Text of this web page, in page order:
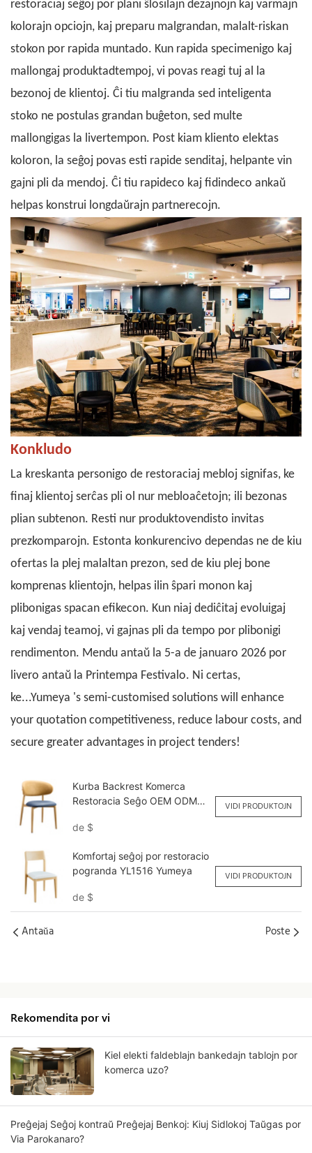
restoraciaj seĝoj por plani ŝlosilajn dezajnojn kaj varmajn
kolorajn opciojn, kaj preparu malgrandan, malalt-riskan
stokon por rapida muntado. Kun rapida specimenigo kaj
mallongaj produktadtempoj, vi povas reagi tuj al la
bezonoj de klientoj. Ĉi tiu malgranda sed inteligenta
stoko ne postulas grandan buĝeton, sed multe
mallongigas la livertempon. Post kiam kliento elektas
koloron, la seĝoj povas esti rapide senditaj, helpante vin
gajni pli da mendoj. Ĉi tiu rapideco kaj fidindeco ankaŭ
helpas konstrui longdaŭrajn partnerecojn.
Konkludo
La kreskanta personigo de restoraciaj mebloj signifas, ke
finaj klientoj serĉas pli ol nur mebloaĉetojn; ili bezonas
plian subtenon. Resti nur produktovendisto invitas
prezkomparojn. Estonta konkurencivo dependas ne de kiu
ofertas la plej malaltan prezon, sed de kiu plej bone
komprenas klientojn, helpas ilin ŝpari monon kaj
plibonigas spacan efikecon. Kun niaj dediĉitaj evoluigaj
kaj vendaj teamoj, vi gajnas pli da tempo por plibonigi
rendimenton. Mendu antaŭ la 5-a de januaro 2026 por
livero antaŭ la Printempa Festivalo. Ni certas,
ke...Yumeya 's semi-customised solutions will enhance
your quotation competitiveness, reduce labour costs, and
secure greater advantages in project tenders!
Kurba Backrest Komerca
Restoracia Seĝo OEM ODM
de $
VIDI PRODUKTOJN
Komfortaj seĝoj por restoracio
pogranda YL1516 Yumeya
de $
VIDI PRODUKTOJN
Antaŭa Poste
Rekomendita por vi
Kiel elekti faldeblajn bankedajn tablojn por
komerca uzo?
Preĝejaj Seĝoj kontraŭ Preĝejaj Benkoj: Kiuj Sidlokoj Taŭgas por
Via Parokanaro?